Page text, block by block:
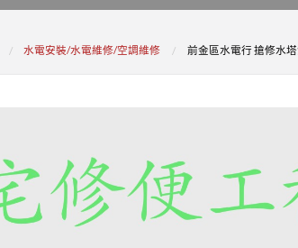
水電安裝/水電維修/空調維修 前金區水電行 搶修水